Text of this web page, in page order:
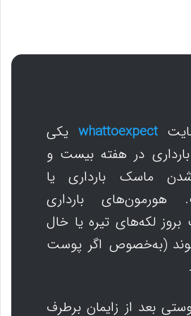
whattoexpect یکی
بارداری در هفته بیست و
ماسک بارداری یا
هورمون‌های بارداری
بروز لکه‌های تیره یا خال
(به‌خصوص اگر پوست
بعد از زایمان برطرف